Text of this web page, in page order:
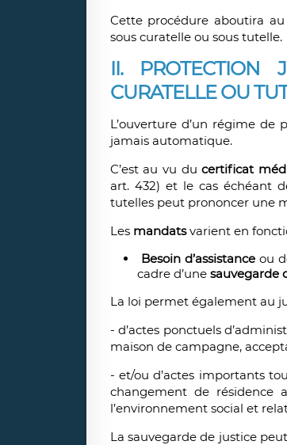
Cette procédure aboutira
sous curatelle ou sous tutelle.
II. PROTECTION
CURATELLE OU
L’ouverture d’un régime
jamais automatique.
C’est au vu ducertificat
art. 432) et le cas échéant
tutelles peut prononcer une
Les mandatsvarient en
Besoin d’assistanceou
cadre d’une sauvegarde
La loi permet également au
- d’actes ponctuels
maison de campagne,
- et/ou d’actes importants
changement de résidence
l’environnement social et
La sauvegarde de justice